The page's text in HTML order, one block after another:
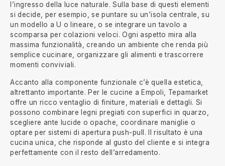
l’ingresso della luce naturale. Sulla base di questi elementi
si decide, per esempio, se puntare su un’isola centrale, su
un modello a U o lineare, o se integrare un tavolo a
scomparsa per colazioni veloci. Ogni aspetto mira alla
massima funzionalità, creando un ambiente che renda più
semplice cucinare, organizzare gli alimenti e trascorrere
momenti conviviali.
Accanto alla componente funzionale c’è quella estetica,
altrettanto importante. Per le cucine a Empoli, Tepamarket
offre un ricco ventaglio di finiture, materiali e dettagli. Si
possono combinare legni pregiati con superfici in quarzo,
scegliere ante lucide o opache, coordinare maniglie o
optare per sistemi di apertura push-pull. Il risultato è una
cucina unica, che risponde al gusto del cliente e si integra
perfettamente con il resto dell’arredamento.